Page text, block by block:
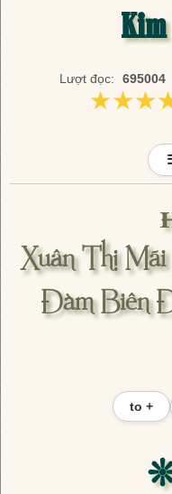
Lượt đọc: 695004
Xuân Thị
Đàm Biên
to +